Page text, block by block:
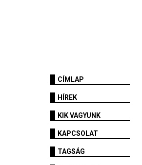
CÍMLAP
HÍREK
KIK VAGYUNK
KAPCSOLAT
TAGSÁG